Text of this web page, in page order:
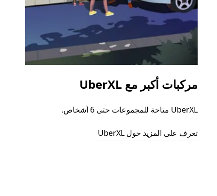
مركبات أكبر مع UberXL
UberXL متاحة للمجموعات حتى 6 أشخاص.
تعرف على المزيد حول UberXL